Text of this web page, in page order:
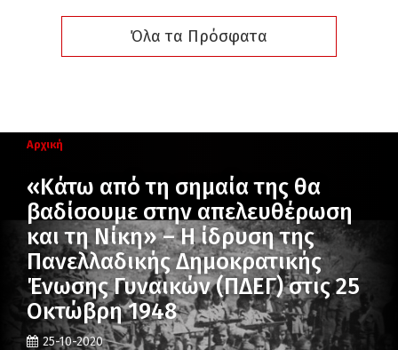
Όλα τα Πρόσφατα
Αρχική
«Κάτω από τη σημαία της θα
βαδίσουμε στην απελευθέρωση
και τη Νίκη» – Η ίδρυση της
Πανελλαδικής Δημοκρατικής
Ένωσης Γυναικών (ΠΔΕΓ) στις 25
Οκτώβρη 1948
25-10-2020